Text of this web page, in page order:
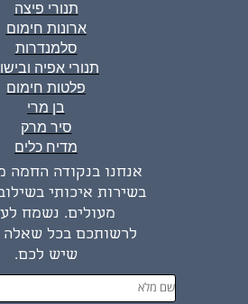
אנחנו בנקודה החמה
בשירות איכותי
מעולים. נשמח
לרשותכם בכל שאלה
שיש לכם.
תנורי פיצה
ארונות חימום
סלמנדרות
תנורי אפיה
פלטות חימום
בן מרי
סיר מרק
מדיח כלים